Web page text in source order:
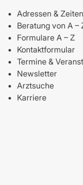
Adressen & Zeiten
Beratung von A –
Formulare A – Z
Kontaktformular
Termine &
Newsletter
Arztsuche
Karriere